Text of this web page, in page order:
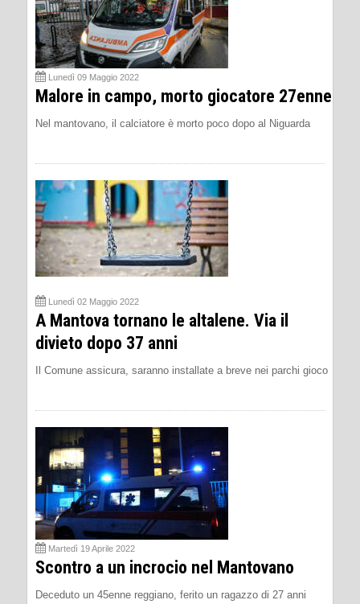
Lunedì 09 Maggio 2022
Malore in campo, morto giocatore 27enne
Nel mantovano, il calciatore è morto poco dopo al Niguarda
Lunedì 02 Maggio 2022
A Mantova tornano le altalene. Via il
divieto dopo 37 anni
Il Comune assicura, saranno installate a breve nei parchi gioco
Martedì 19 Aprile 2022
Scontro a un incrocio nel Mantovano
Deceduto un 45enne reggiano, ferito un ragazzo di 27 anni